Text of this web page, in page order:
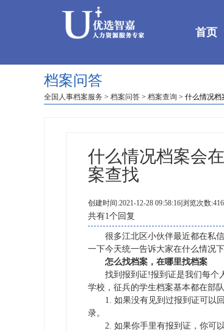
首页
档案问答
全国人事档案服务 > 档案问答 > 档案查询 > 什么情况档
什么情况档案会
案查找
创建时间:2021-12-28 09:58:16|浏览次数:416
共有1个回复
很多江北区小伙伴最近都在私信
一下今天统一告诉大家在什么情况
怎么找档案，在哪里找档案
找到报到证!报到证是我们每个人
学校，征兵的学生档案基本都在部
1. 如果没有见到过报到证可以回
录。
2. 如果你手里有报到证，你可以